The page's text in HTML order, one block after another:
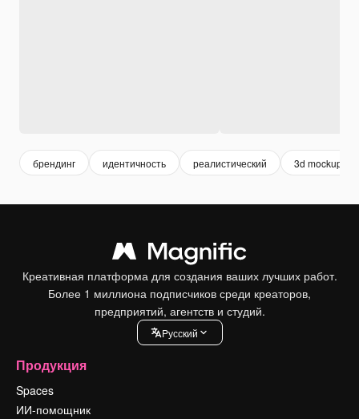
брендинг идентичность реалистический 3d mockup
Креативная платформа для создания ваших лучших работ.
Более 1 миллиона подписчиков среди креаторов,
предприятий, агентств и студий.
Pусский
Продукция
Spaces
ИИ-помощник